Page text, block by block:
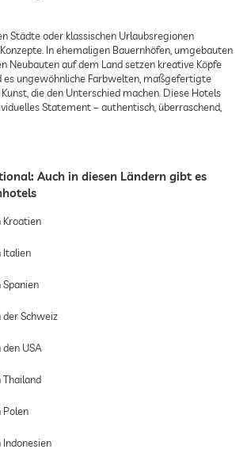
Städte oder klassischen Urlaubsregionen
In ehemaligen Bauernhöfen, umgebauten
Neubauten auf dem Land setzen kreative Köpfe
es ungewöhnliche Farbwelten, maßgefertigte
die den Unterschied machen. Diese Hotels
Statement – authentisch, überraschend,
Auch in diesen Ländern gibt es
Kroatien
Italien
Schweiz
USA
Polen